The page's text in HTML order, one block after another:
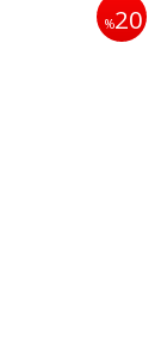
%20